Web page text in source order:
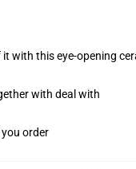
with this eye-opening
with deal with
order